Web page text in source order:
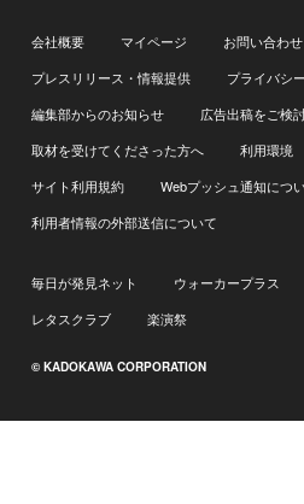
会社概要 マイページ
お問い合わせ
プレスリリース・情報提供
プライバシ
編集部からのお知らせ
広告出稿をご検
取材を受けてくださった方へ
利用環境
サイト利用規約
Webプッシュ通知につ
利用者情報の外部送信について
毎日が発見ネット ウォーカープラス
レタスクラブ
楽演祭
© KADOKAWA CORPORATION